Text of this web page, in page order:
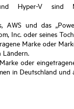
Hyper-V sind
AWS und das
Inc. oder seines
Marke oder
oder
in Deutschland und